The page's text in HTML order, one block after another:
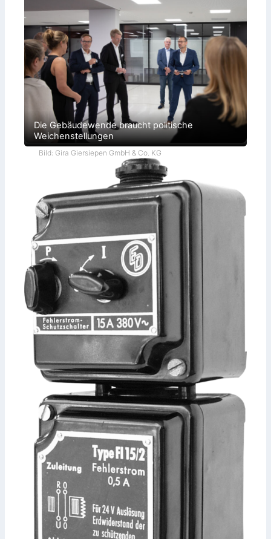
Die Gebäudewende braucht politische
Weichenstellungen
Bild: Gira Giersiepen GmbH & Co. KG